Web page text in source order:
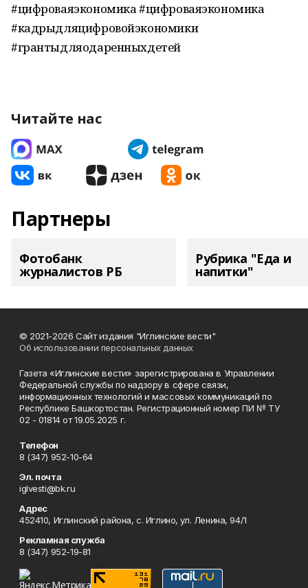
#цифроваяэкономика #цифроваяэкономика
#кадрыдляцифровойэкономики
#грантыдляодаренныхдетей
Читайте нас
Партнеры
Фотобанк
журналистов РБ
Рубрика "Еда и
напитки"
© 2021-2026 Сайт издания "Иглинские вести"
Об использовании персональных данных
Газета «Иглинские вести» зарегистрирована в Управлении
Федеральной службы по надзору в сфере связи,
информационных технологий и массовых коммуникаций по
Республике Башкортостан. Регистрационный номер ПИ № ТУ
02 - 01814 от 19.05.2025 г.
Телефон
8 (347) 952-10-64
Эл. почта
iglvesti@bk.ru
Адрес
452410, Иглинский района, с. Иглино, ул. Ленина, 94/1
Рекламная служба
8 (347) 952-19-81